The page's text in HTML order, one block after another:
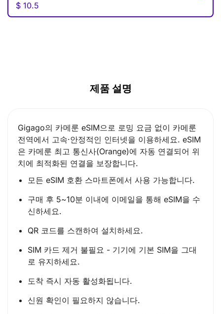
$ 10.5
제품 설명
Gigago의 카메룬 eSIM으로 로밍 요금 없이 카메룬
전역에서 고속·안정적인 인터넷을 이용하세요. eSIM
은 카메룬 최고 통신사(Orange)에 자동 연결되어 위
치에 최적화된 연결을 보장합니다.
모든 eSIM 호환 스마트폰에서 사용 가능합니다.
구매 후 5~10분 이내에 이메일을 통해 eSIM을 수
신하세요.
QR 코드를 스캔하여 설치하세요.
SIM 카드 제거 불필요 - 기기에 기본 SIM을 그대
로 유지하세요.
도착 즉시 자동 활성화됩니다.
신원 확인이 필요하지 않습니다.